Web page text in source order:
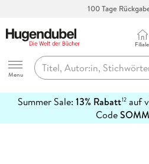
100 Tage
Hugendubel
Menu
Filiale
Summer Sale: 13% Rabatt12auf
Code
erfahren